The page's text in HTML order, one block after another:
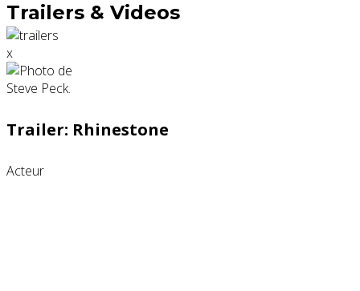
Trailers & Videos
x
Trailer: Rhinestone
Acteur